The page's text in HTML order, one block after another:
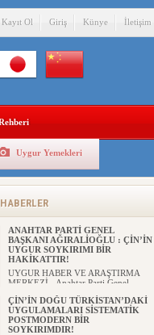
Kayıt Ol Giriş Künye İletişim
Uygur Yemekleri
ANAHTAR PARTİ GENEL
BAŞKANI AĞIRALİOĞLU : ÇİN’İN
UYGUR SOYKIRIMI BİR
HAKİKATTIR!
UYGUR HABER VE ARAŞTIRMA
MERKEZİ Anahtar Parti Genel
ÇİN’İN DOĞU TÜRKİSTAN’DAKİ
UYGULAMALARI SİSTEMATİK
POSTMODERN BİR
SOYKIRIMDIR!